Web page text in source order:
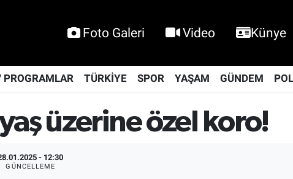
Foto Galeri Video Künye
PROGRAMLAR TÜRKİYE SPOR YAŞAM GÜNDEM
üzerine özel koro!
- 12:30
GÜNCELLEME